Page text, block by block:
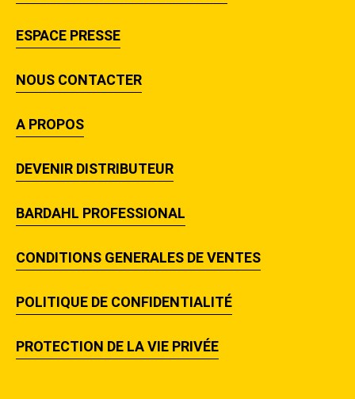
ESPACE PRESSE
NOUS CONTACTER
A PROPOS
DEVENIR DISTRIBUTEUR
BARDAHL PROFESSIONAL
CONDITIONS GENERALES DE VENTES
POLITIQUE DE CONFIDENTIALITÉ
PROTECTION DE LA VIE PRIVÉE